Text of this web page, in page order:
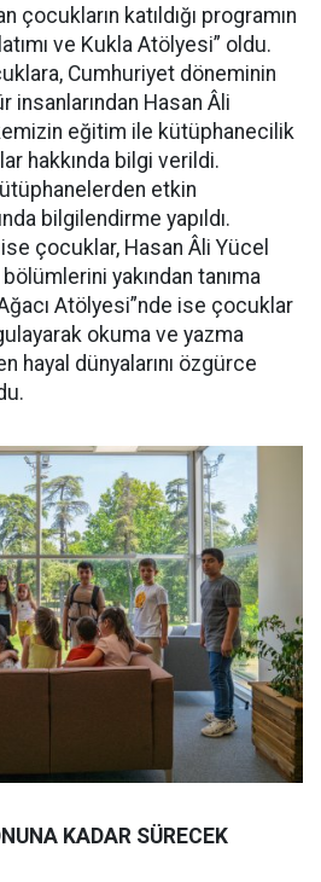
çocukların katıldığı programın
ve Kukla Atölyesi” oldu.
Cumhuriyet döneminin
Hasan Âli
eğitim ile kütüphanecilik
hakkında bilgi verildi.
etkin
bilgilendirme yapıldı.
çocuklar, Hasan Âli Yücel
yakından tanıma
Atölyesi”nde ise çocuklar
okuma ve yazma
hayal dünyalarını özgürce
KADAR SÜRECEK